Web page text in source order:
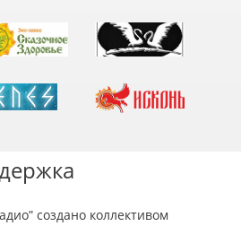
создано коллективом